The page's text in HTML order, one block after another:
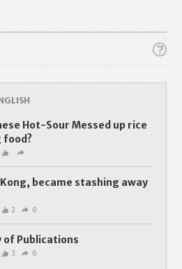
Twitter Line
Email Print
費服務內容的權利，包
節目、小說等欄目及內
從商業夥伴或其他公司
但不會出租、出售、或
予他人或非附屬公司。
供更適合你的廣告及網
善我們的服務、聯絡你
調查。所得資料亦只會
。除非所作用途為法例
，否則未經你事先同
不會作其他用途。如果
Hot-Sour Messed up rice
food?
became stashing away
2 0
Publications
3 0